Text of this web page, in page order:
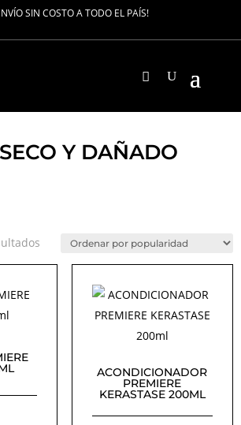
SIN COSTO A TODO EL PAÍS!
Y DAÑADO
Ordenado
ACONDICIONADOR
PREMIERE
KERASTASE 200ML